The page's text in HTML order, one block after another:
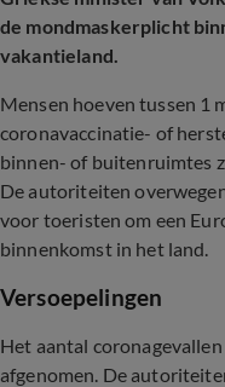
de mondmaskerplicht
vakantieland.
Mensen hoeven tussen 1
coronavaccinatie- of
binnen- of buitenruimtes
De autoriteiten
voor toeristen om een
binnenkomst in het land.
Versoepelingen
Het aantal
afgenomen. De